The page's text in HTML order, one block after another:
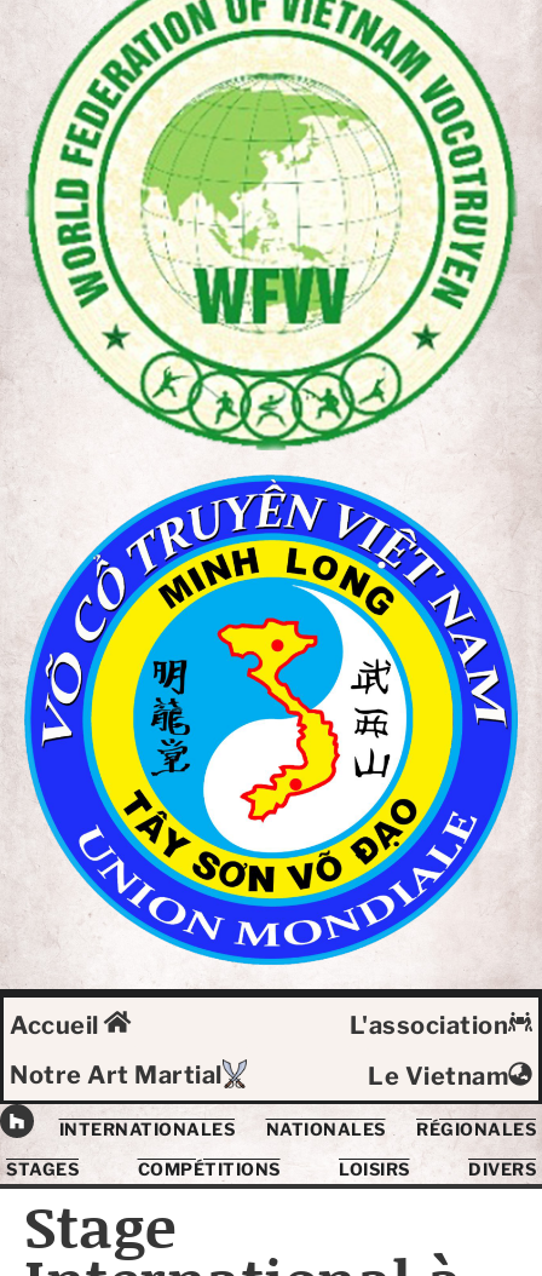
Accueil
L'association
Notre Art Martial
Le Vietnam
INTERNATIONALES NATIONALES
RÉGIONALES
STAGES
COMPÉTITIONS LOISIRS DIVERS
Stage